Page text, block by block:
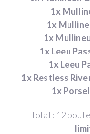
1x
1x
1x
1x Leeu
1x Leeu
1x Restless
1x
Total : 12